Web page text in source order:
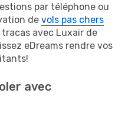
par téléphone ou
de vols pas chers
avec Luxair de
eDreams rendre vos
avec